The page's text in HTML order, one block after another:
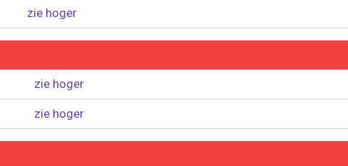
zie hoger
zie hoger
zie hoger